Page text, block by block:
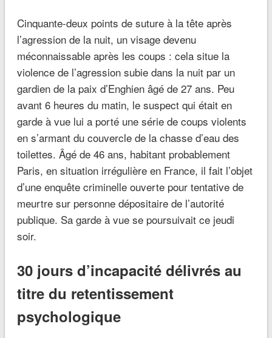
Cinquante-deux points de suture à la tête après
l’agression de la nuit, un visage devenu
méconnaissable après les coups : cela situe la
violence de l’agression subie dans la nuit par un
gardien de la paix d’Enghien âgé de 27 ans. Peu
avant 6 heures du matin, le suspect qui était en
garde à vue lui a porté une série de coups violents
en s’armant du couvercle de la chasse d’eau des
toilettes. Âgé de 46 ans, habitant probablement
Paris, en situation irrégulière en France, il fait l’objet
d’une enquête criminelle ouverte pour tentative de
meurtre sur personne dépositaire de l’autorité
publique. Sa garde à vue se poursuivait ce jeudi
soir.
30 jours d’incapacité délivrés au
titre du retentissement
psychologique